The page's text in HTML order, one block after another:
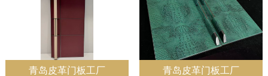
青岛皮革门板工厂 青岛皮革门板工厂